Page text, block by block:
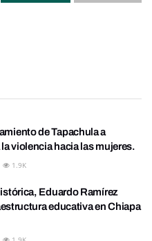
de Tapachula a
violencia hacia las mujeres.
1.9K
Eduardo Ramírez
educativa en Chiapa